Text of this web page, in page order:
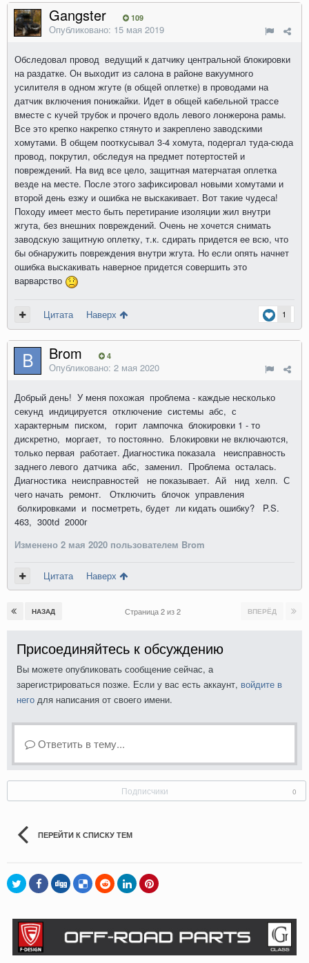
Gangster 109
Опубликовано: 15 мая 2019
Обследовал провод ведущий к датчику центральной блокировки
на раздатке. Он выходит из салона в районе вакуумного
усилителя в одном жгуте (в общей оплетке) в проводами на
датчик включения понижайки. Идет в общей кабельной трассе
вместе с кучей трубок и прочего вдоль левого лонжерона рамы.
Все это крепко накрепко стянуто и закреплено заводскими
хомутами. В общем пооткусывал 3-4 хомута, подергал туда-сюда
провод, покрутил, обследуя на предмет потертостей и
повреждений. На вид все цело, защитная матерчатая оплетка
везде на месте. После этого зафиксировал новыми хомутами и
второй день езжу и ошибка не выскакивает. Вот такие чудеса!
Походу имеет место быть перетирание изоляции жил внутри
жгута, без внешних повреждений. Очень не хочется снимать
заводскую защитную оплетку, т.к. сдирать придется ее всю, что
бы обнаружить повреждения внутри жгута. Но если опять начнет
ошибка выскакивать наверное придется совершить это
варварство
1
Цитата Наверх
Brom 4
Опубликовано: 2 мая 2020
Добрый день! У меня похожая проблема - каждые несколько
секунд индицируется отключение системы абс, с
характерным писком, горит лампочка блокировки 1 - то
дискретно, моргает, то постоянно. Блокировки не включаются,
только первая работает. Диагностика показала неисправность
заднего левого датчика абс, заменил. Проблема осталась.
Диагностика неисправностей не показывает. Ай нид хелп. С
чего начать ремонт. Отключить блочок управления
болкировками и посметреть, будет ли кидать ошибку? P.S.
463, 300td 2000г
Изменено 2 мая 2020 пользователем Brom
Цитата Наверх
НАЗАД ВПЕРЁД
Страница 2 из 2
Присоединяйтесь к обсуждению
Вы можете опубликовать сообщение сейчас, а
зарегистрироваться позже. Если у вас есть аккаунт, войдите в
него для написания от своего имени.
Ответить в тему...
Подписчики 0
ПЕРЕЙТИ К СПИСКУ ТЕМ